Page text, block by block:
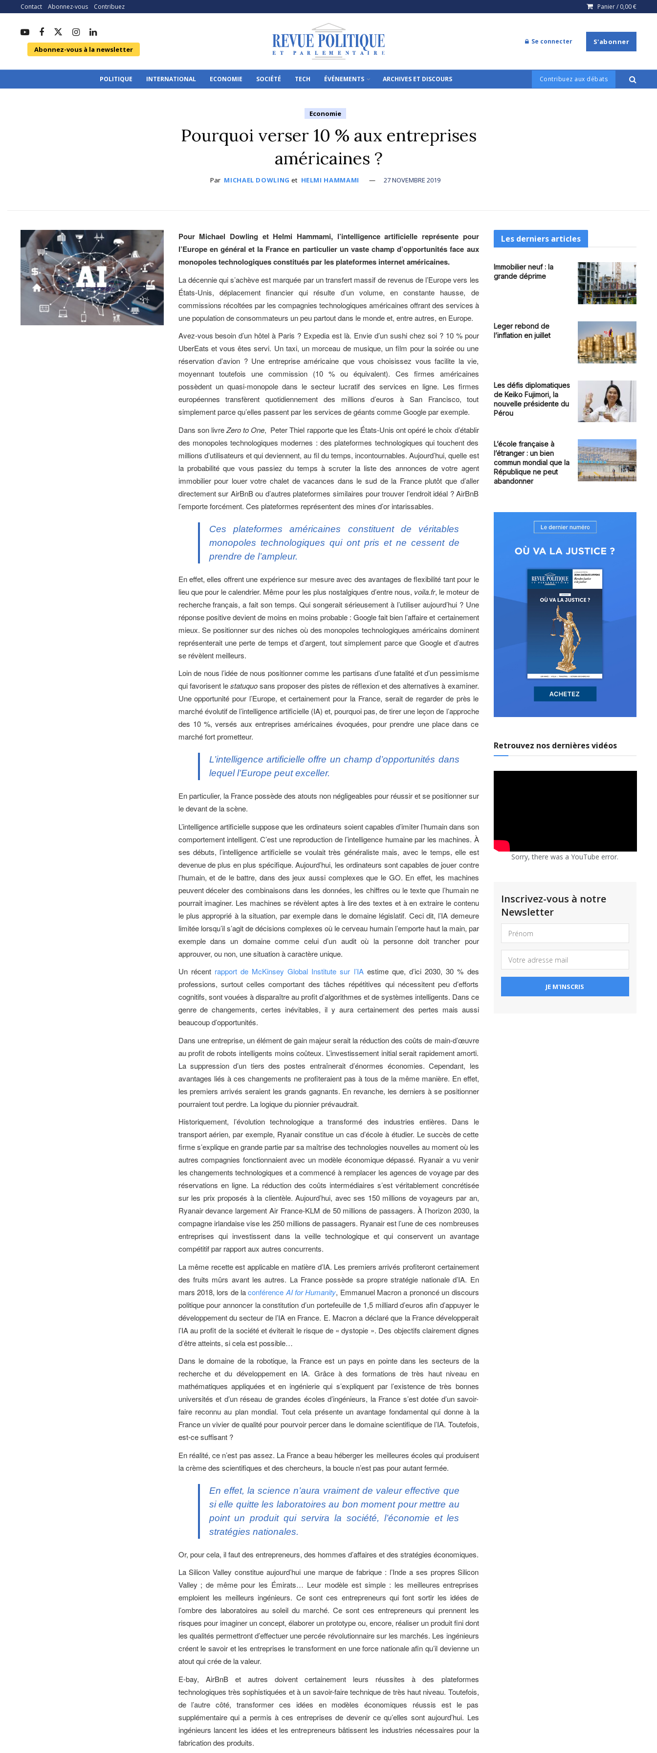
Contact Abonnez-vous Contribuez Panier / 0,00€
Abonnez-vous à la newsletter
Se connecter S'abonner
POLITIQUE INTERNATIONAL ECONOMIE SOCIÉTÉ TECH ÉVÉNEMENTS ARCHIVES ET DISCOURS Contribuez aux débats
Economie
Pourquoi verser 10 % aux entreprises
américaines ?
Par MICHAEL DOWLING et HELMI HAMMAMI 27 NOVEMBRE 2019
Pour Michael Dowling et Helmi Hammami, l’intelligence artificielle représente pour
l’Europe en général et la France en particulier un vaste champ d’opportunités face aux
monopoles technologiques constitués par les plateformes internet américaines.
La décennie qui s’achève est marquée par un transfert massif de revenus de l’Europe vers les
États-Unis, déplacement financier qui résulte d’un volume, en constante hausse, de
commissions récoltées par les compagnies technologiques américaines offrant des services à
une population de consommateurs un peu partout dans le monde et, entre autres, en Europe.
Avez-vous besoin d’un hôtel à Paris ? Expedia est là. Envie d’un sushi chez soi ? 10 % pour
UberEats et vous êtes servi. Un taxi, un morceau de musique, un film pour la soirée ou une
réservation d’avion ? Une entreprise américaine que vous choisissez vous facilite la vie,
moyennant toutefois une commission (10 % ou équivalent). Ces firmes américaines
possèdent un quasi-monopole dans le secteur lucratif des services en ligne. Les firmes
européennes transfèrent quotidiennement des millions d’euros à San Francisco, tout
simplement parce qu’elles passent par les services de géants comme Google par exemple.
Dans son livreZero to One, Peter Thiel rapporte que les États-Unis ont opéré le choix d’établir
des monopoles technologiques modernes : des plateformes technologiques qui touchent des
millions d’utilisateurs et qui deviennent, au fil du temps, incontournables. Aujourd’hui, quelle est
la probabilité que vous passiez du temps à scruter la liste des annonces de votre agent
immobilier pour louer votre chalet de vacances dans le sud de la France plutôt que d’aller
directement sur AirBnB ou d’autres plateformes similaires pour trouver l’endroit idéal ? AirBnB
l’emporte forcément. Ces plateformes représentent des mines d’or intarissables.
Ces plateformes américaines constituent de véritables
monopoles technologiques qui ont pris et ne cessent de
prendre de l’ampleur.
En effet, elles offrent une expérience sur mesure avec des avantages de flexibilité tant pour le
lieu que pour le calendrier. Même pour les plus nostalgiques d’entre nous, voila.fr, le moteur de
recherche français, a fait son temps. Qui songerait sérieusement à l’utiliser aujourd’hui ? Une
réponse positive devient de moins en moins probable : Google fait bien l’affaire et certainement
mieux. Se positionner sur des niches où des monopoles technologiques américains dominent
représenterait une perte de temps et d’argent, tout simplement parce que Google et d’autres
se révèlent meilleurs.
Loin de nous l’idée de nous positionner comme les partisans d’une fatalité et d’un pessimisme
qui favorisent lestatuquosans proposer des pistes de réflexion et des alternatives à examiner.
Une opportunité pour l’Europe, et certainement pour la France, serait de regarder de près le
marché évolutif de l’intelligence artificielle (IA) et, pourquoi pas, de tirer une leçon de l’approche
des 10 %, versés aux entreprises américaines évoquées, pour prendre une place dans ce
marché fort prometteur.
L’intelligence artificielle offre un champ d’opportunités dans
lequel l’Europe peut exceller.
En particulier, la France possède des atouts non négligeables pour réussir et se positionner sur
le devant de la scène.
L’intelligence artificielle suppose que les ordinateurs soient capables d’imiter l’humain dans son
comportement intelligent. C’est une reproduction de l’intelligence humaine par les machines. À
ses débuts, l’intelligence artificielle se voulait très généraliste mais, avec le temps, elle est
devenue de plus en plus spécifique. Aujourd’hui, les ordinateurs sont capables de jouer contre
l’humain, et de le battre, dans des jeux aussi complexes que le GO. En effet, les machines
peuvent déceler des combinaisons dans les données, les chiffres ou le texte que l’humain ne
pourrait imaginer. Les machines se révèlent aptes à lire des textes et à en extraire le contenu
le plus approprié à la situation, par exemple dans le domaine législatif. Ceci dit, l’IA demeure
limitée lorsqu’il s’agit de décisions complexes où le cerveau humain l’emporte haut la main, par
exemple dans un domaine comme celui d’un audit où la personne doit trancher pour
approuver, ou non, une situation à caractère unique.
Un récent rapport de McKinsey Global Institute sur l’IAestime que, d’ici 2030, 30 % des
professions, surtout celles comportant des tâches répétitives qui nécessitent peu d’efforts
cognitifs, sont vouées à disparaître au profit d’algorithmes et de systèmes intelligents. Dans ce
genre de changements, certes inévitables, il y aura certainement des pertes mais aussi
beaucoup d’opportunités.
Dans une entreprise, un élément de gain majeur serait la réduction des coûts de main-d’œuvre
au profit de robots intelligents moins coûteux. L’investissement initial serait rapidement amorti.
La suppression d’un tiers des postes entraînerait d’énormes économies. Cependant, les
avantages liés à ces changements ne profiteraient pas à tous de la même manière. En effet,
les premiers arrivés seraient les grands gagnants. En revanche, les derniers à se positionner
pourraient tout perdre. La logique du pionnier prévaudrait.
Historiquement, l’évolution technologique a transformé des industries entières. Dans le
transport aérien, par exemple, Ryanair constitue un cas d’école à étudier. Le succès de cette
firme s’explique en grande partie par sa maîtrise des technologies nouvelles au moment où les
autres compagnies fonctionnaient avec un modèle économique dépassé. Ryanair a vu venir
les changements technologiques et a commencé à remplacer les agences de voyage par des
réservations en ligne. La réduction des coûts intermédiaires s’est véritablement concrétisée
sur les prix proposés à la clientèle. Aujourd’hui, avec ses 150 millions de voyageurs par an,
Ryanair devance largement Air France-KLM de 50 millions de passagers. À l’horizon 2030, la
compagne irlandaise vise les 250 millions de passagers. Ryanair est l’une de ces nombreuses
entreprises qui investissent dans la veille technologique et qui conservent un avantage
compétitif par rapport aux autres concurrents.
La même recette est applicable en matière d’IA. Les premiers arrivés profiteront certainement
des fruits mûrs avant les autres. La France possède sa propre stratégie nationale d’IA. En
mars 2018, lors de laconférence AI for Humanity, Emmanuel Macron a prononcé un discours
politique pour annoncer la constitution d’un portefeuille de 1,5 milliard d’euros afin d’appuyer le
développement du secteur de l’IA en France. E. Macron a déclaré que la France développerait
l’IA au profit de la société et éviterait le risque de « dystopie ». Des objectifs clairement dignes
d’être atteints, si cela est possible…
Dans le domaine de la robotique, la France est un pays en pointe dans les secteurs de la
recherche et du développement en IA. Grâce à des formations de très haut niveau en
mathématiques appliquées et en ingénierie qui s’expliquent par l’existence de très bonnes
universités et d’un réseau de grandes écoles d’ingénieurs, la France s’est dotée d’un savoir-
faire reconnu au plan mondial. Tout cela présente un avantage fondamental qui donne à la
France un vivier de qualité pour pourvoir percer dans le domaine scientifique de l’IA. Toutefois,
est-ce suffisant ?
En réalité, ce n’est pas assez. La France a beau héberger les meilleures écoles qui produisent
la crème des scientifiques et des chercheurs, la boucle n’est pas pour autant fermée.
En effet, la science n’aura vraiment de valeur effective que
si elle quitte les laboratoires au bon moment pour mettre au
point un produit qui servira la société, l’économie et les
stratégies nationales.
Or, pour cela, il faut des entrepreneurs, des hommes d’affaires et des stratégies économiques.
La Silicon Valley constitue aujourd’hui une marque de fabrique : l’Inde a ses propres Silicon
Valley ; de même pour les Émirats… Leur modèle est simple : les meilleures entreprises
emploient les meilleurs ingénieurs. Ce sont ces entrepreneurs qui font sortir les idées de
l’ombre des laboratoires au soleil du marché. Ce sont ces entrepreneurs qui prennent les
risques pour imaginer un concept, élaborer un prototype ou, encore, réaliser un produit fini dont
les qualités permettront d’effectuer une percée révolutionnaire sur les marchés. Les ingénieurs
créent le savoir et les entreprises le transforment en une force nationale afin qu’il devienne un
atout qui crée de la valeur.
E-bay, AirBnB et autres doivent certainement leurs réussites à des plateformes
technologiques très sophistiquées et à un savoir-faire technique de très haut niveau. Toutefois,
de l’autre côté, transformer ces idées en modèles économiques réussis est le pas
supplémentaire qui a permis à ces entreprises de devenir ce qu’elles sont aujourd’hui. Les
ingénieurs lancent les idées et les entrepreneurs bâtissent les industries nécessaires pour la
fabrication des produits.
Les derniers articles
Immobilier neuf : la
grande déprime
Leger rebond de
l’inflation en juillet
Les défis diplomatiques
de Keiko Fujimori, la
nouvelle présidente du
Pérou
L’école française à
l’étranger : un bien
commun mondial que la
République ne peut
abandonner
Retrouvez nos dernières vidéos
Sorry, there was a YouTube error.
Inscrivez-vous à notre
Newsletter